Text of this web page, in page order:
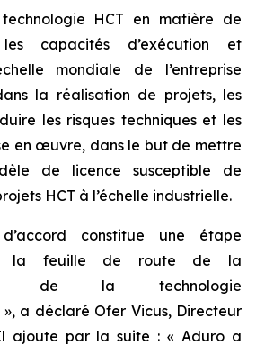
HCT en matière de
capacités d’exécution et
mondiale de l’entreprise
la réalisation de projets, les
les risques techniques et les
en œuvre, dans le but de mettre
de licence susceptible de
HCT à l’échelle industrielle.
constitue une étape
la feuille de route de la
de la technologie
a déclaré Ofer Vicus, Directeur
ajoute par la suite : « Aduro a